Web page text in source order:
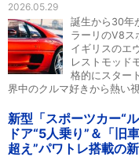
2026.05.29
誕生から30年
ラーリのV8ス
イギリスのエ
レストモッド
格的にスター
界中のクルマ好きから熱い
新型「スポーツカー“
ドア“5人乗り”＆「旧
超え”パワトレ搭載の